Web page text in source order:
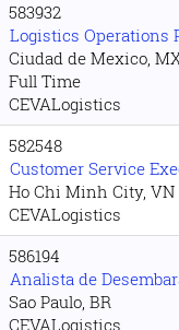
583932
Logistics Operations
Ciudad de Mexico,
Full Time
CEVALogistics
582548
Customer Service
Ho Chi Minh City, VN
CEVALogistics
586194
Analista de
Sao Paulo, BR
CEVALogistics